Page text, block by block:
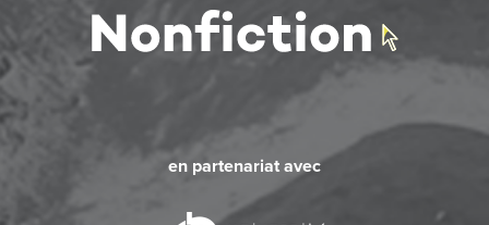
en partenariat avec